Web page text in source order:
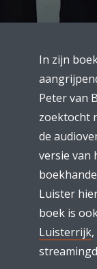
In zijn
Peter van
zoektocht
de
versie van
Luister
boek is
Luisterrijk,